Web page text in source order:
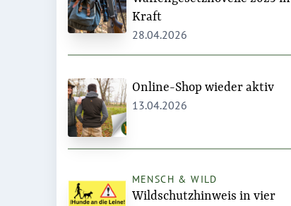
Kraft
28.04.2026
Online-Shop wieder aktiv
13.04.2026
MENSCH & WILD
Wildschutzhinweis in vier